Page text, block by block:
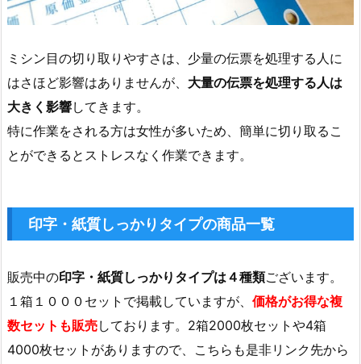
ミシン目の切り取りやすさは、少量の伝票を処理する人に
はさほど影響はありませんが、 大量の伝票を処理する人は
大きく影響してきます。
特に作業をされる方は女性が多いため、簡単に切り取るこ
とができるとストレスなく作業できます。
印字・紙質しっかりタイプの商品一覧
販売中の印字・紙質しっかりタイプは４種類ございます。
１箱１０００セットで掲載していますが、 価格がお得な複
数セットも販売しております。2箱2000枚セットや4箱
4000枚セットがありますので、こちらも是非リンク先から